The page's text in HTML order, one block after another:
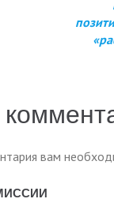
вам